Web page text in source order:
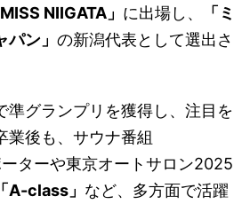
NIIGATA」 に出場し、
「ミ
ン」 の新潟代表として選出さ
準グランプリを獲得し、注目を
業後も、サウナ番組
ターや東京オートサロン2025
「A-class」 など、多方面で活躍